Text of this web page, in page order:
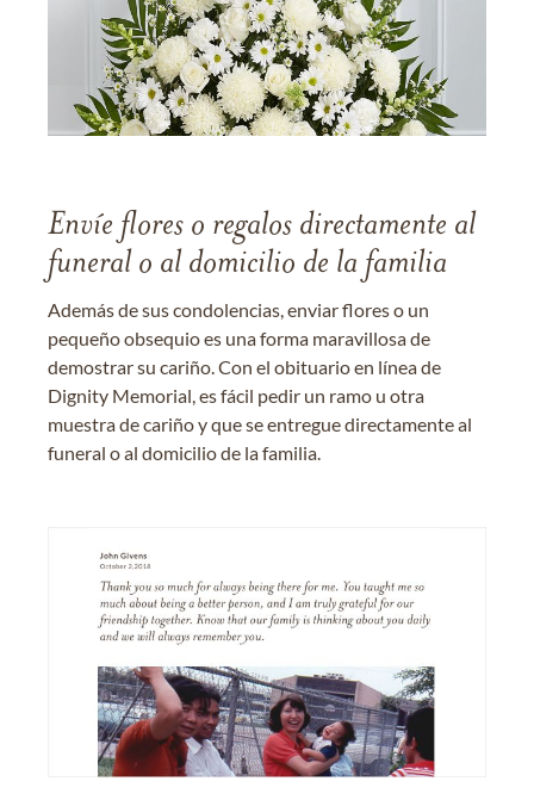
Envíe flores o regalos directamente al
funeral o al domicilio de la familia
Además de sus condolencias, enviar flores o un
pequeño obsequio es una forma maravillosa de
demostrar su cariño. Con el obituario en línea de
Dignity Memorial, es fácil pedir un ramo u otra
muestra de cariño y que se entregue directamente al
funeral o al domicilio de la familia.